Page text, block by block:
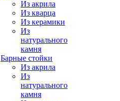
Из акрила
Из кварца
Из керамики
Из
натурального
камня
Барные стойки
Из акрила
Из
натурального
камня